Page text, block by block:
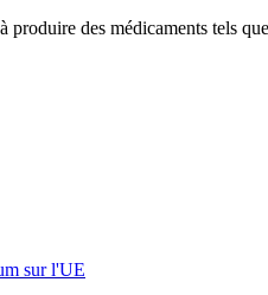
des médicaments tels
sur l'UE